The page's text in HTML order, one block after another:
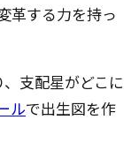
革する力を持っ
支配星がどこに
ルで出生図を作